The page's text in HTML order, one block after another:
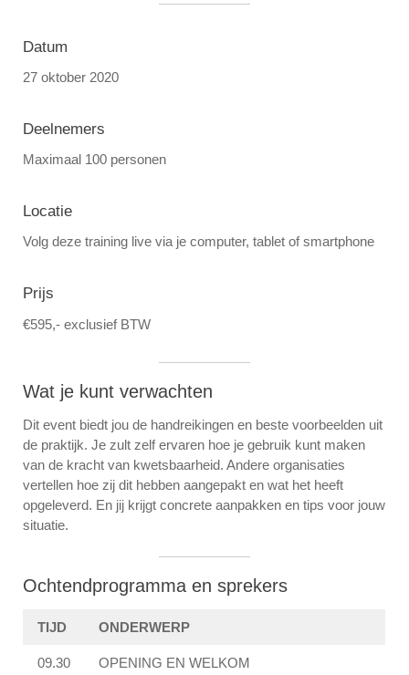
Datum
27 oktober 2020
Deelnemers
Maximaal 100 personen
Locatie
Volg deze training live via je computer, tablet of smartphone
Prijs
€595,- exclusief BTW
Wat je kunt verwachten
Dit event biedt jou de handreikingen en beste voorbeelden uit
de praktijk. Je zult zelf ervaren hoe je gebruik kunt maken
van de kracht van kwetsbaarheid. Andere organisaties
vertellen hoe zij dit hebben aangepakt en wat het heeft
opgeleverd. En jij krijgt concrete aanpakken en tips voor jouw
situatie.
Ochtendprogramma en sprekers
TIJD ONDERWERP
09.30 OPENING EN WELKOM